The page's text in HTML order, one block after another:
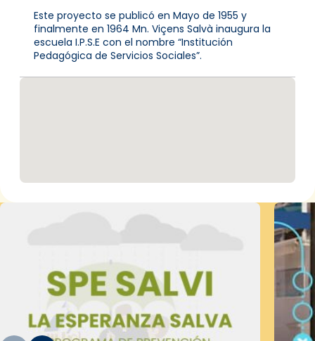
Este proyecto se publicó en Mayo de 1955 y
finalmente en 1964 Mn. Viçens Salvà inaugura la
escuela I.P.S.E con el nombre “Institución
Pedagógica de Servicios Sociales”.